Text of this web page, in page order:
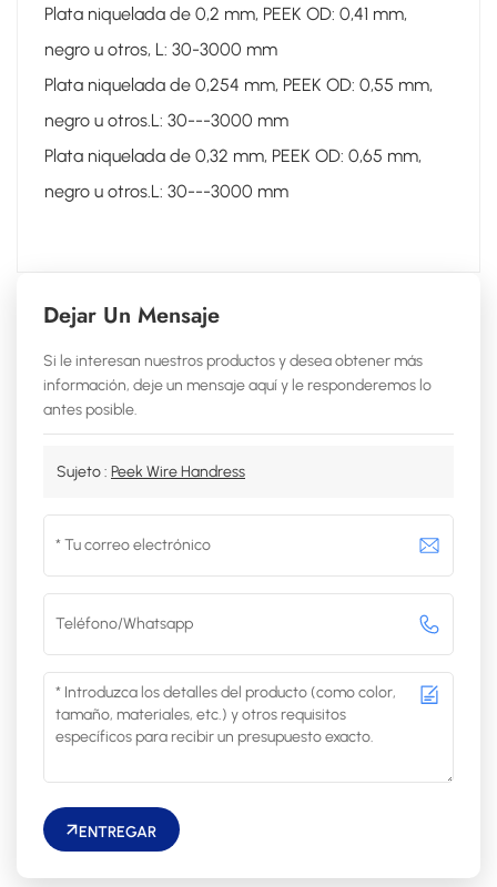
Plata niquelada de 0,2 mm, PEEK OD: 0,41 mm,
negro u otros, L: 30-3000 mm
Plata niquelada de 0,254 mm, PEEK OD: 0,55 mm,
negro u otros. L: 30---3000 mm
Plata niquelada de 0,32 mm, PEEK OD: 0,65 mm,
negro u otros. L: 30---3000 mm
Dejar Un Mensaje
Si le interesan nuestros productos y desea obtener más
información, deje un mensaje aquí y le responderemos lo
antes posible.
Sujeto : Peek Wire Handress
ENTREGAR